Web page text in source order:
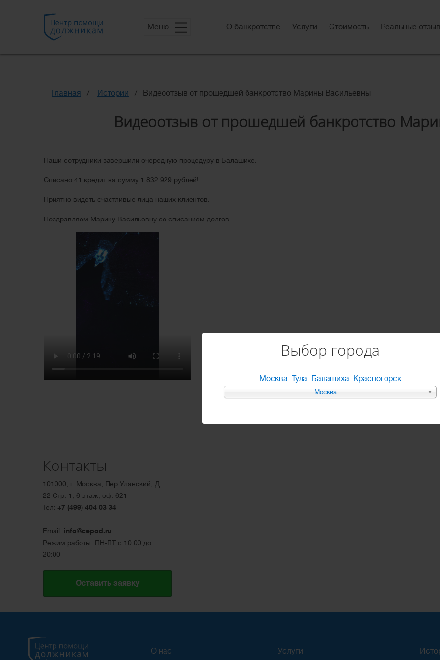
Выбор города
Москва Тула Балашиха Красногорск
Москва
Меню О банкротстве Услуги Стоимость Реальные
Главная Истории Видеоотзыв от прошедшей банкротство Марины Васильевны
Видеоотзыв от прошедшей банкротство
Наши сотрудники завершили очередную процедуру в Балашихе
Списано 41 кредит на сумму 1 832 929 рублей!
Приятно видеть счастливые лица наших клиентов.
Поздравляем Марину Васильевну со списанием долгов.
Контакты
101000, г. Москва, Пер Уланский, Д.
22 Стр. 1, 6 этаж, оф. 621
Тел: +7 (499) 404 03 34
Email: info@cepod.ru
Режим работы: ПН-ПТ с 10:00 до
20:00
Оставить заявку
О нас
Услуги